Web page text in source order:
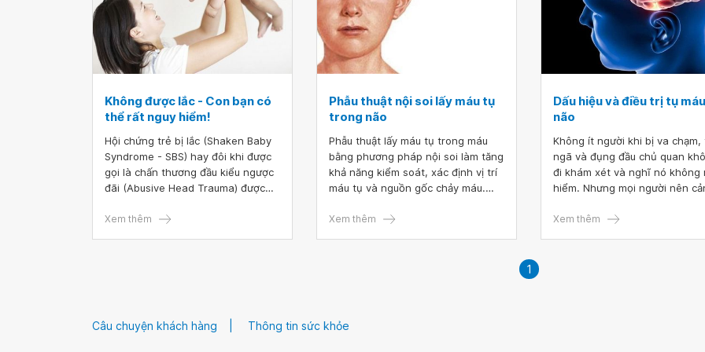
Không được lắc - Con bạn có
thể rất nguy hiểm!
Hội chứng trẻ bị lắc (Shaken Baby
Syndrome - SBS) hay đôi khi được
gọi là chấn thương đầu kiểu ngược
đãi (Abusive Head Trauma) được
1970, nhưng được sự chú ý và
Xem thêm
Phẫu thuật nội soi lấy máu tụ
trong não
Phẫu thuật lấy máu tụ trong máu
bằng phương pháp nội soi làm tăng
khả năng kiểm soát, xác định vị trí
máu tụ và nguồn gốc chảy máu.
còn giúp người thực hiện quan sát
Xem thêm
Dấu hiệu và điều trị tụ máu
não
Không ít người khi bị va chạm,
ngã và đụng đầu chủ quan
đi khám xét và nghĩ nó không
hiểm. Nhưng mọi người nên
ra tụ máu não. Trong nhiều
Xem thêm
1
Câu chuyện khách hàng Thông tin sức khỏe